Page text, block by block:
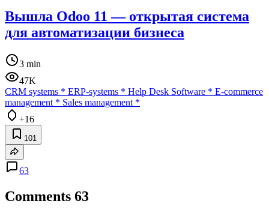
Вышла Odoo 11 — открытая система
для автоматизации бизнеса
3 min
47K
CRM systems * ERP-systems * Help Desk Software * E-commerce
management * Sales management *
+16
101
63
Comments 63